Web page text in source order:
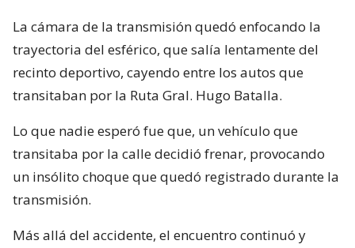
La cámara de la transmisión quedó enfocando la
trayectoria del esférico, que salía lentamente del
recinto deportivo, cayendo entre los autos que
transitaban por la Ruta Gral. Hugo Batalla.
Lo que nadie esperó fue que, un vehículo que
transitaba por la calle decidió frenar, provocando
un insólito choque que quedó registrado durante la
transmisión.
Más allá del accidente, el encuentro continuó y